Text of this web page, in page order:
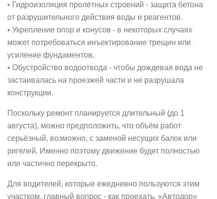
• Гидроизоляция пролётных строений - защита бетона
от разрушительного действия воды и реагентов.
• Укрепление опор и конусов - в некоторых случаях
может потребоваться инъектирование трещин или
усиление фундаментов.
• Обустройство водоотвода - чтобы дождевая вода не
застаивалась на проезжей части и не разрушала
конструкции.
Поскольку ремонт планируется длительный (до 1
августа), можно предположить, что объём работ
серьёзный, возможно, с заменой несущих балок или
ригелей. Именно поэтому движение будет полностью
или частично перекрыто.
Для водителей, которые ежедневно пользуются этим
участком, главный вопрос - как проехать. «Автодор»